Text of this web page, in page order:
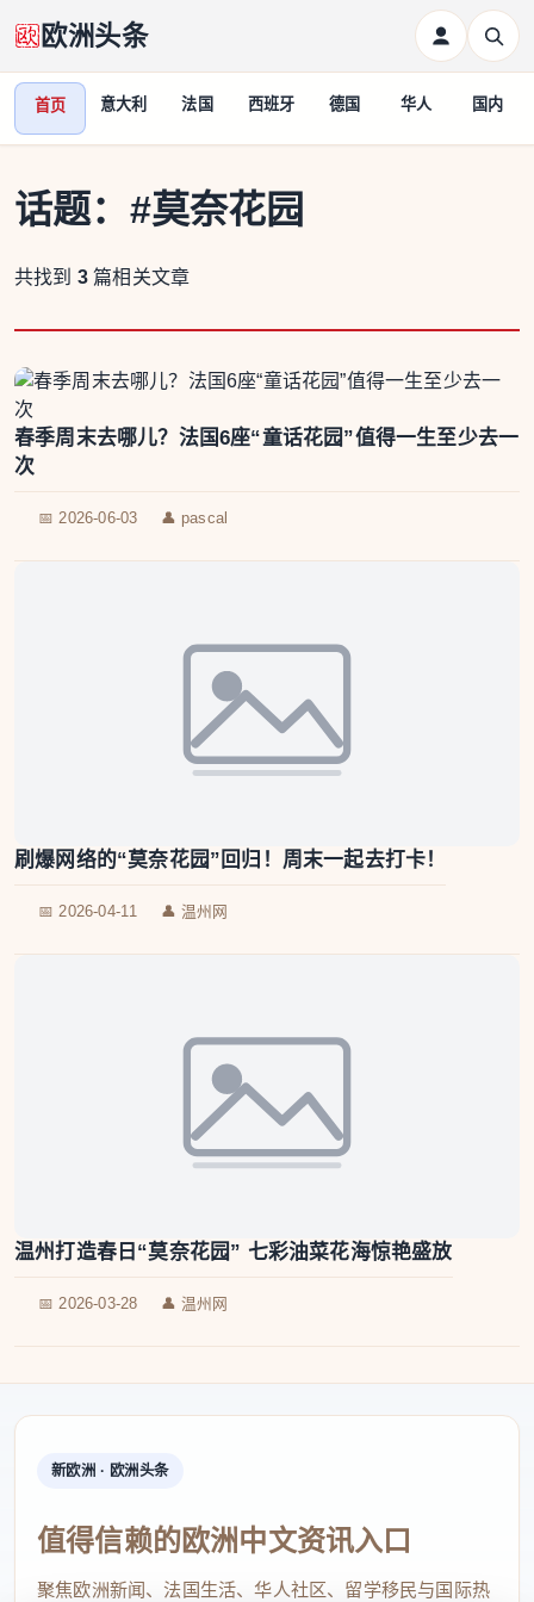
欧洲头条
首页 意大利 法国 西班牙 德国 华人 国内
话题： #莫奈花园
共找到 3 篇相关文章
春季周末去哪儿？法国6座“童话花园”值得一生至少去一
次
📅 2026-06-03 👤 pascal
刷爆网络的“莫奈花园”回归！周末一起去打卡！
📅 2026-04-11 👤 温州网
温州打造春日“莫奈花园” 七彩油菜花海惊艳盛放
📅 2026-03-28 👤 温州网
新欧洲 · 欧洲头条
值得信赖的欧洲中文资讯入口
聚焦欧洲新闻、法国生活、华人社区、留学移民与国际热